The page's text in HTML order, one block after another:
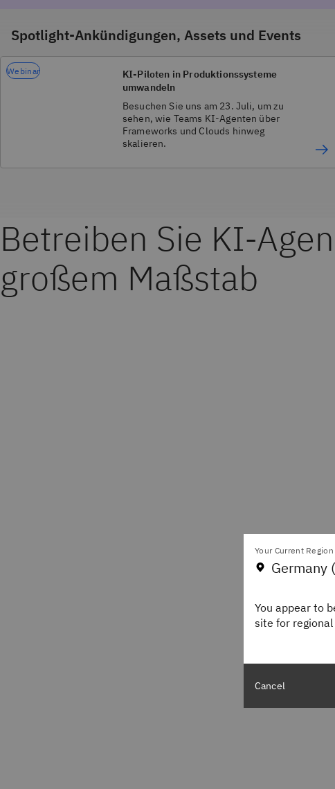
Spotlight-Ankündigungen, Assets und Events
Webinar
KI-Piloten in Produktionssysteme
umwandeln
Besuchen Sie uns am 23. Juli, um zu
sehen, wie Teams KI-Agenten über
Frameworks und Clouds hinweg
skalieren.
Betreiben Sie KI-
großem Maßstab
Your Current
Germany
You appear to
site for
Cancel